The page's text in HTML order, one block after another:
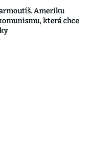
Ameriku
která chce